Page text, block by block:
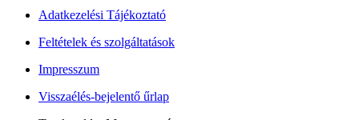
Adatkezelési Tájékoztató
Feltételek és szolgáltatások
Impresszum
Visszaélés-bejelentő űrlap